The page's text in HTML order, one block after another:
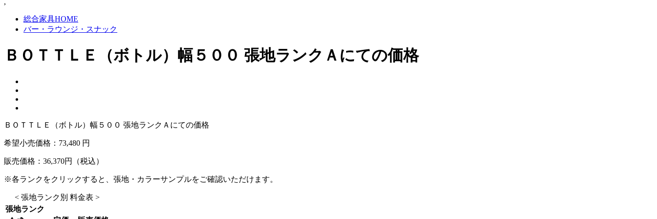
,
総合家具HOME
バー・ラウンジ・スナック
ＢＯＴＴＬＥ（ボトル）幅５００ 張地ランクＡにての価格
ＢＯＴＴＬＥ（ボトル）幅５００ 張地ランクＡにての価格
希望小売価格： 73,480 円
販売価格： 36,370円（税込）
※各ランクをクリックすると、張地・カラーサンプルをご確認いただけます。
< 張地ランク別 料金表 >
張地ランク